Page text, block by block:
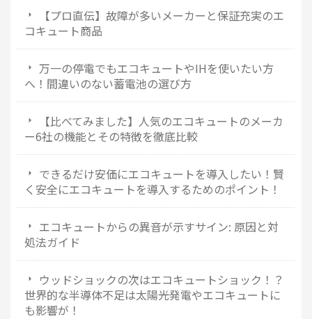
【プロ直伝】故障が多いメーカーと保証充実のエ
コキュート商品
万一の停電でもエコキュートやIHを使いたい方
へ！間違いのない蓄電池の選び方
【比べてみました】人気のエコキュートのメーカ
ー6社の機能とその特徴を徹底比較
できるだけ安価にエコキュートを導入したい！賢
く安全にエコキュートを導入するためのポイント！
エコキュートからの異音が示すサイン: 原因と対
処法ガイド
ウッドショックの次はエコキュートショック！？
世界的な半導体不足は太陽光発電やエコキュートに
も影響が！